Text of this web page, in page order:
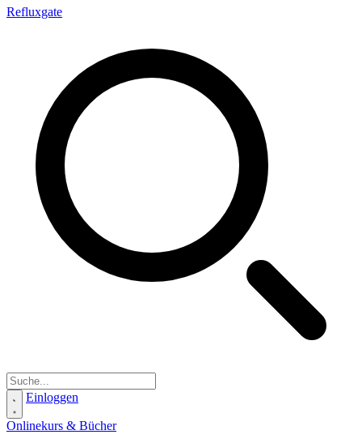
Refluxgate
Einloggen
Onlinekurs & Bücher